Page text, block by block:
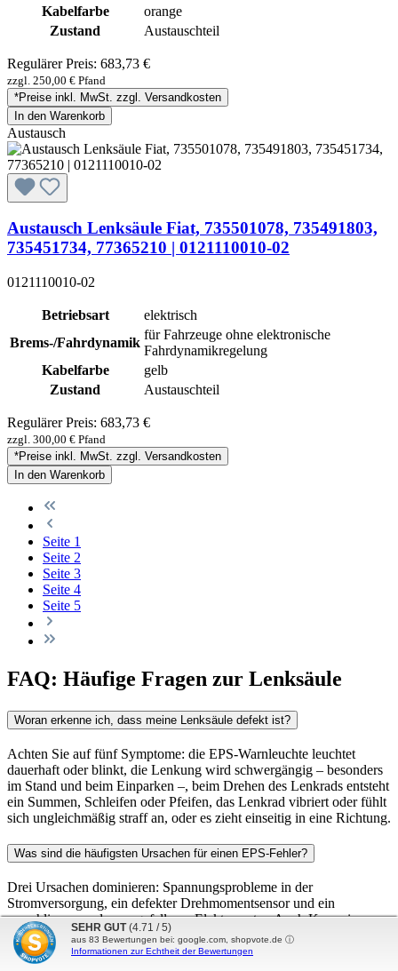
Kabelfarbe
orange
Zustand
Austauschteil
Regulärer Preis: 683,73 €
zzgl. 250,00 € Pfand
*Preise inkl. MwSt. zzgl. Versandkosten
In den Warenkorb
Austausch
Austausch Lenksäule Fiat, 735501078, 735491803,
735451734, 77365210 | 0121110010-02
0121110010-02
Betriebsart
elektrisch
Brems-/Fahrdynamik
für Fahrzeuge ohne elektronische
Fahrdynamikregelung
Kabelfarbe
gelb
Zustand
Austauschteil
Regulärer Preis: 683,73 €
zzgl. 300,00 € Pfand
*Preise inkl. MwSt. zzgl. Versandkosten
In den Warenkorb
Seite 1
Seite 2
Seite 3
Seite 4
Seite 5
FAQ: Häufige Fragen zur Lenksäule
Woran erkenne ich, dass meine Lenksäule defekt ist?
Achten Sie auf fünf Symptome: die EPS-Warnleuchte leuchtet
dauerhaft oder blinkt, die Lenkung wird schwergängig – besonders
im Stand und beim Einparken –, beim Drehen des Lenkrads entsteht
ein Summen, Schleifen oder Pfeifen, das Lenkrad vibriert oder fühlt
sich ungleichmäßig straff an, oder es zieht einseitig in eine Richtung.
Was sind die häufigsten Ursachen für einen EPS-Fehler?
Drei Ursachen dominieren: Spannungsprobleme in der
Stromversorgung, ein defekter Drehmomentsensor und ein
verschlissener oder ausgefallener Elektromotor. Auch Korrosion an
Steckverbindungen kommt vor. Welche davon vorliegt, zeigt das
Auslesen des Fehlerspeichers – deshalb sollte vor einem Teiletausch
immer eine Diagnose stehen.
SEHR GUT (4.71 / 5)
aus 83 Bewertungen bei: google.com, shopvote.de ⓘ
Informationen zur Echtheit der Bewertungen